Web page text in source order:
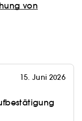
von
15. Juni 2026